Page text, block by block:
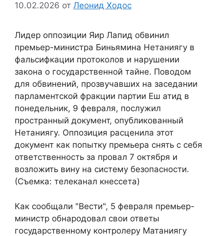
10.02.2026 от Леонид Ходос
Лидер оппозиции Яир Лапид обвинил
премьер-министра Биньямина Нетаниягу в
фальсифкации протоколов и нарушении
закона о государственной тайне. Поводом
для обвинений, прозвучавших на заседании
парламентской фракции партии Еш атид в
понедельник, 9 февраля, послужил
пространный документ, опубликованный
Нетаниягу. Оппозиция расценила этот
документ как попытку премьера снять с себя
ответственность за провал 7 октября и
возложить вину на систему безопасности.
(Съемка: телеканал кнессета)
Как сообщали "Вести", 5 февраля премьер-
министр обнародовал свои ответы
государственному контролеру Матаниягу